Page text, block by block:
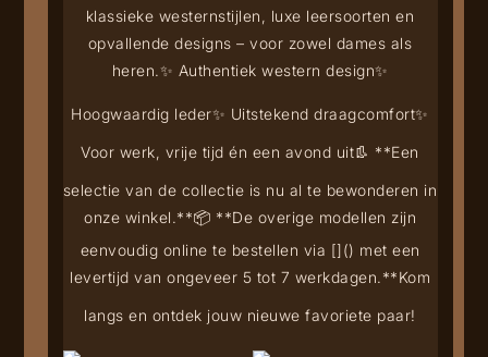
klassieke westernstijlen, luxe leersoorten en
opvallende designs – voor zowel dames als
heren.✨ Authentiek western design✨
Hoogwaardig leder✨ Uitstekend draagcomfort✨
Voor werk, vrije tijd én een avond uit👢 **Een
selectie van de collectie is nu al te bewonderen in
onze winkel.**📦 **De overige modellen zijn
eenvoudig online te bestellen via []() met een
levertijd van ongeveer 5 tot 7 werkdagen.**Kom
langs en ontdek jouw nieuwe favoriete paar!